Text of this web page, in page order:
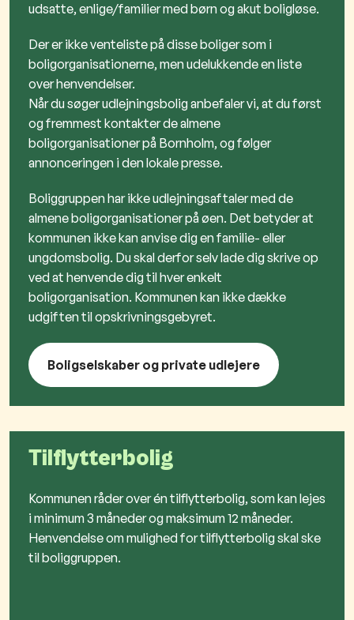
udsatte, enlige/familier med børn og akut boligløse.
Der er ikke venteliste på disse boliger som i
boligorganisationerne, men udelukkende en liste
over henvendelser.
Når du søger udlejningsbolig anbefaler vi, at du først
og fremmest kontakter de almene
boligorganisationer på Bornholm, og følger
annonceringen i den lokale presse.
Boliggruppen har ikke udlejningsaftaler med de
almene boligorganisationer på øen. Det betyder at
kommunen ikke kan anvise dig en familie- eller
ungdomsbolig. Du skal derfor selv lade dig skrive op
ved at henvende dig til hver enkelt
boligorganisation. Kommunen kan ikke dække
udgiften til opskrivningsgebyret.
Boligselskaber og private udlejere
Tilflytterbolig
Kommunen råder over én tilflytterbolig, som kan lejes
i minimum 3 måneder og maksimum 12 måneder.
Henvendelse om mulighed for tilflytterbolig skal ske
til boliggruppen.